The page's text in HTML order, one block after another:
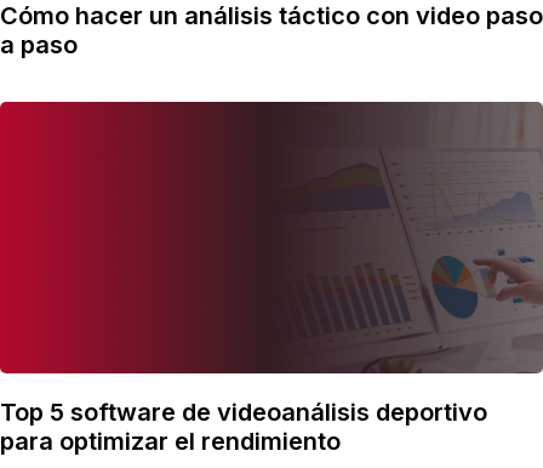
Cómo hacer un análisis táctico con video paso
a paso
Top 5 software de videoanálisis deportivo
para optimizar el rendimiento